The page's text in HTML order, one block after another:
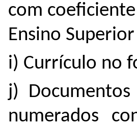
com
Ensino
i) Currículo no
j)
numerados